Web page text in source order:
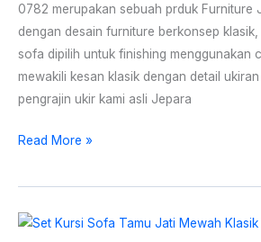
0782 merupakan sebuah prduk Furniture
dengan desain furniture berkonsep
sofa dipilih untuk finishing menggunakan
mewakili kesan klasik dengan detail
pengrajin ukir kami asli Jepara
0782
Read More »
Set